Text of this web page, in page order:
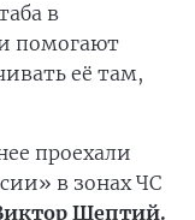
в
помогают
её там,
проехали
в зонах ЧС
Шептий.